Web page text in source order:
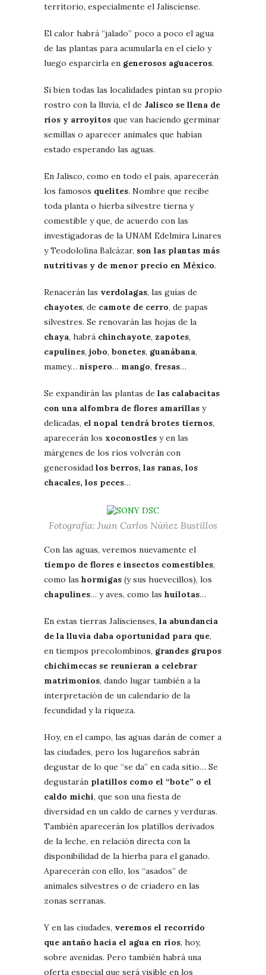
territorio, especialmente el Jalisciense.
El calor habrá “jalado” poco a poco el agua
de las plantas para acumularla en el cielo y
luego esparcirla en generosos aguaceros.
Si bien todas las localidades pintan su propio
rostro con la lluvia, el de Jalisco se llena de
ríos y arroyitos que van haciendo germinar
semillas o aparecer animales que habían
estado esperando las aguas.
En Jalisco, como en todo el país, aparecerán
los famosos quelites. Nombre que recibe
toda planta o hierba silvestre tierna y
comestible y que, de acuerdo con las
investigadoras de la UNAM Edelmira Linares
y Teodololina Balcázar, son las plantas más
nutritivas y de menor precio en México.
Renacerán las verdolagas, las guías de
chayotes, de camote de cerro, de papas
silvestres. Se renovarán las hojas de la
chaya, habrá chinchayote, zapotes,
capulines, jobo, bonetes, guanábana,
mamey… níspero… mango, fresas…
Se expandirán las plantas de las calabacitas
con una alfombra de flores amarillas y
delicadas, el nopal tendrá brotes tiernos,
aparecerán los xoconostles y en las
márgenes de los ríos volverán con
generosidad los berros, las ranas, los
chacales, los peces…
Fotografía: Juan Carlos Núñez Bustillos
Con las aguas, veremos nuevamente el
tiempo de flores e insectos comestibles,
como las hormigas (y sus huevecillos), los
chapulines… y aves, como las huilotas…
En estas tierras Jaliscienses, la abundancia
de la lluvia daba oportunidad para que,
en tiempos precolombinos, grandes grupos
chichimecas se reunieran a celebrar
matrimonios, dando lugar también a la
interpretación de un calendario de la
fecundidad y la riqueza.
Hoy, en el campo, las aguas darán de comer a
las ciudades, pero los lugareños sabrán
degustar de lo que “se da” en cada sitio… Se
degustarán platillos como el “bote” o el
caldo michi, que son una fiesta de
diversidad en un caldo de carnes y verduras.
También aparecerán los platillos derivados
de la leche, en relación directa con la
disponibilidad de la hierba para el ganado.
Aparecerán con ello, los “asados” de
animales silvestres o de criadero en las
zonas serranas.
Y en las ciudades, veremos el recorrido
que antaño hacía el agua en ríos, hoy,
sobre avenidas. Pero también habrá una
oferta especial que será visible en los